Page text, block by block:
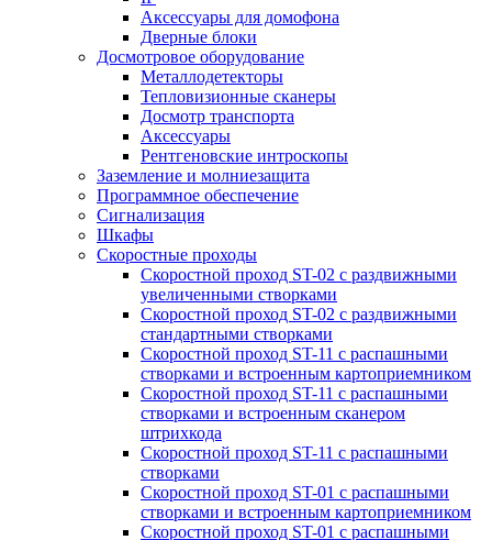
Аксессуары для домофона
Дверные блоки
Досмотровое оборудование
Металлодетекторы
Тепловизионные сканеры
Досмотр транспорта
Аксессуары
Рентгеновские интроскопы
Заземление и молниезащита
Программное обеспечение
Сигнализация
Шкафы
Скоростные проходы
Скоростной проход ST-02 с раздвижными
увеличенными створками
Скоростной проход ST-02 с раздвижными
стандартными створками
Скоростной проход ST-11 с распашными
створками и встроенным картоприемником
Скоростной проход ST-11 с распашными
створками и встроенным сканером
штрихкода
Скоростной проход ST-11 с распашными
створками
Скоростной проход ST-01 с распашными
створками и встроенным картоприемником
Скоростной проход ST-01 с распашными